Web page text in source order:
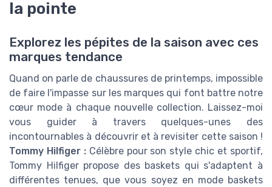
la pointe
Explorez les pépites de la saison avec ces
marques tendance
Quand on parle de chaussures de printemps, impossible
de faire l'impasse sur les marques qui font battre notre
cœur mode à chaque nouvelle collection. Laissez-moi
vous guider à travers quelques-unes des
incontournables à découvrir et à revisiter cette saison !
Tommy Hilfiger : Célèbre pour son style chic et sportif,
Tommy Hilfiger propose des baskets qui s'adaptent à
différentes tenues, que vous soyez en mode baskets